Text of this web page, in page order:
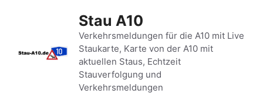
Stau A10
Verkehrsmeldungen für die A10 mit Live
Staukarte, Karte von der A10 mit
aktuellen Staus, Echtzeit
Stauverfolgung und
Verkehrsmeldungen